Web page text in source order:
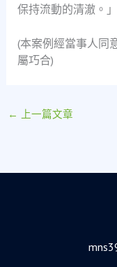
保持流動的清澈。」
(本案例經當事人同
屬巧合)
← 上一篇文章